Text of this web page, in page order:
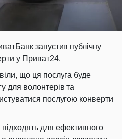
запустив публічну
у Приват24.
що ця послуга буде
для волонтерів та
послугою конверти
для ефективного